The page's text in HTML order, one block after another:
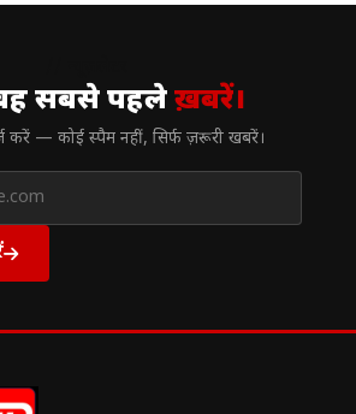
सबसे पहलेख़बरें।
करें — कोई स्पैम नहीं, सिर्फ ज़रूरी खबरें।